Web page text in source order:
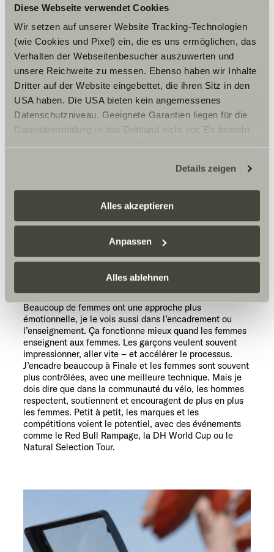
Diese Webseite verwendet Cookies
Wir setzen auf unserer Website Tracking-Technologien
(wie Cookies und Pixel) ein, die es uns ermöglichen, das
Verhalten der Webseitenbesucher auszuwerten und
unsere Reichweite zu messen. Ebenso haben wir Inhalte
Dritter auf der Website eingebettet, die ihren Sitz in den
USA haben. Die USA bieten kein angemessenes
Datenschutzniveau. Geeignete Garantien liegen für die
Datenübermittlung in das Drittland nicht vor. Es besteht
zustehen. Eingesetzte Dienstleister können Daten für
eigene Zwecke verarbeiten und mit anderen Daten
zusammenführen. Weitere Informationen finden Sie hier:
Datenschutzerklärung
einzelne Cookies/Dienste in den Einstellungen aus,
erteilen Sie uns Ihre Einwilligung zur Verarbeitung Ihrer
Daten zu den genannten Zwecken. Die Einwilligung ist
freiwillig, für den Besuch der Website nicht erforderlich
und kann jederzeit über die Einstellungen widerrufen
werden. Klicken Sie auf Ablehnen, werden nur die
notwendigen Cookies auf der Webseite gesetzt, die für
den störungsfreien Betrieb der Webseite und die
Ermöglichung der Seitennavigation erforderlich sind.
Details zeigen
Alles akzeptieren
Anpassen
Alles ablehnen
Et tu es devenue une vraie
inspiration, notamment
pour les femmes.
J’ai toujours regardé les hommes quand j’étais plus
jeune. Mais aujourd’hui, il y a davantage de modèles
féminins, et c’est très important pour nous les femmes.
Je pense qu’il y a une différence dans l’approche.
Beaucoup de femmes ont une approche plus
émotionnelle, je le vois aussi dans l’encadrement ou
l’enseignement. Ça fonctionne mieux quand les femmes
enseignent aux femmes. Les garçons veulent souvent
impressionner, aller vite – et accélérer le processus.
J’encadre beaucoup à Finale et les femmes sont souvent
plus contrôlées, avec une meilleure technique. Mais je
dois dire que dans la communauté du vélo, les hommes
respectent, soutiennent et encouragent de plus en plus
les femmes. Petit à petit, les marques et les
compétitions voient le potentiel, avec des événements
comme le Red Bull Rampage, la DH World Cup ou le
Natural Selection Tour.